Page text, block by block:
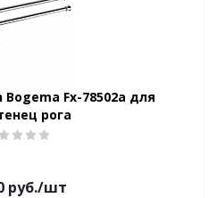
Fx-78502a для
рога
руб./шт